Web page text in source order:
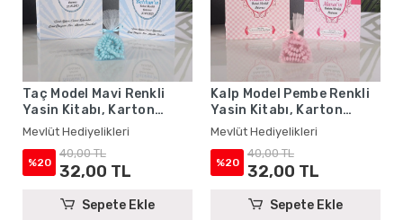
Taç Model Mavi Renkli
Yasin Kitabı, Karton
Çanta ve Tesbih - Mevlüt
Hediyelikleri
Mevlüt Hediyelikleri
%20
40,00 TL
32,00 TL
Sepete Ekle
Kalp Model Pembe Renkli
Yasin Kitabı, Karton
Çanta ve Tesbih - Mevlüt
Hediyelikleri
Mevlüt Hediyelikleri
%20
40,00 TL
32,00 TL
Sepete Ekle